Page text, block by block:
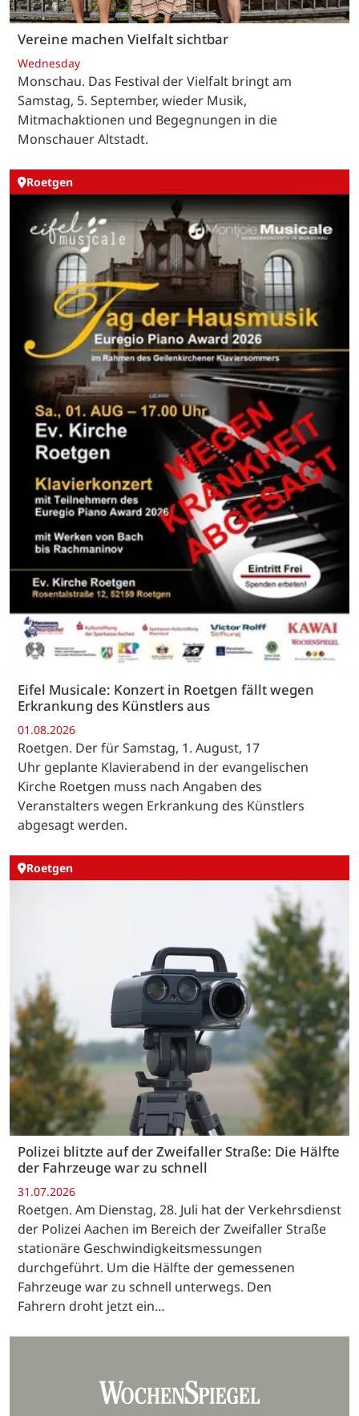
Vereine machen Vielfalt sichtbar
Wednesday
Monschau. Das Festival der Vielfalt bringt am
Samstag, 5. September, wieder Musik,
Mitmachaktionen und Begegnungen in die
Monschauer Altstadt.
Roetgen
Eifel Musicale: Konzert in Roetgen fällt wegen
Erkrankung des Künstlers aus
01.08.2026
Roetgen. Der für Samstag, 1. August, 17
Uhr geplante Klavierabend in der evangelischen
Kirche Roetgen muss nach Angaben des
Veranstalters wegen Erkrankung des Künstlers
abgesagt werden.
Roetgen
Polizei blitzte auf der Zweifaller Straße: Die Hälfte
der Fahrzeuge war zu schnell
31.07.2026
Roetgen. Am Dienstag, 28. Juli hat der Verkehrsdienst
der Polizei Aachen im Bereich der Zweifaller Straße
stationäre Geschwindigkeitsmessungen
durchgeführt. Um die Hälfte der gemessenen
Fahrzeuge war zu schnell unterwegs. Den
Fahrern droht jetzt ein…